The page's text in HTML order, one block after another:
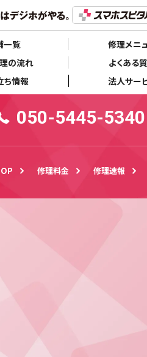
一覧 修理メニ
の流れ
よくある
ち情報
法人サー
050-5445-5340
修理料金 修理速報